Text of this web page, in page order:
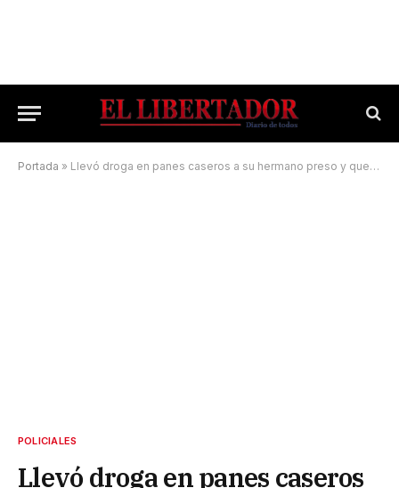
Portada » Llevó droga en panes caseros a su hermano preso y quedó detenido con él
POLICIALES
Llevó droga en panes caseros